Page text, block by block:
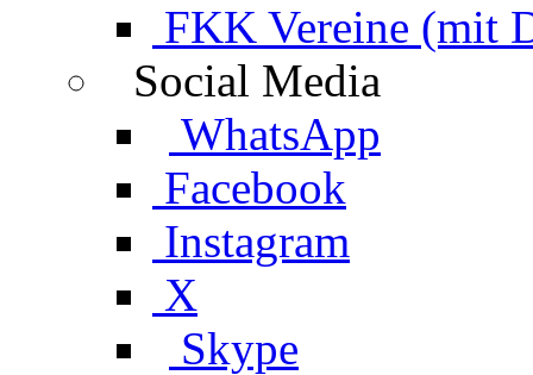
FKK Vereine (mit
Social Media
WhatsApp
Facebook
Instagram
X
Skype